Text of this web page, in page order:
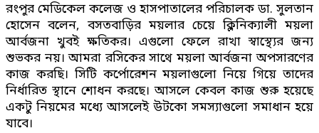
রংপুর মেডিকেল কলেজ ও হাসপাতালের পরিচালক ডা. সুলতান
হোসেন বলেন, বসতবাড়ির ময়লার চেয়ে ক্লিনিক্যালী ময়লা
আর্বজনা খুবই ক্ষতিকর। এগুলো ফেলে রাখা স্বাস্থ্যের জন্য
শুভকর নয়। আমরা রসিকের সাথে ময়লা আর্বজনা অপসারণের
কাজ করছি। সিটি কর্পোরেশন ময়লাগুলো নিয়ে গিয়ে তাদের
নির্ধারিত স্থানে শোধন করছে। আসলে কেবল কাজ শুরু হয়েছে
একটু নিয়মের মধ্যে আসলেই উটকো সমস্যাগুলো সমাধান হয়ে
যাবে।